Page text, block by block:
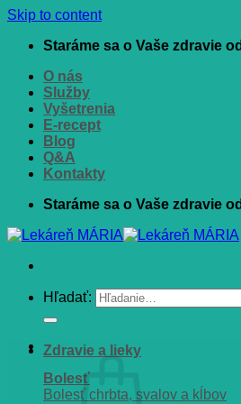
Skip to content
Staráme sa o Vaše zdravie
O nás
Služby
Vyšetrenia
E-recept
Blog
Q&A
Kontakty
Staráme sa o Vaše zdravie
Hľadať:
Zdravie a lieky
Bolesť
Bolesť chrbta, svalov a kĺbov